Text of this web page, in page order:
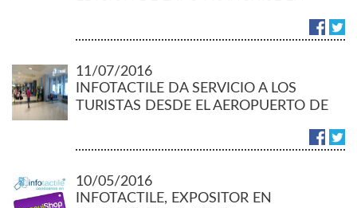
11/07/2016
INFOTACTILE DA SERVICIO A LOS
TURISTAS DESDE EL AEROPUERTO DE
10/05/2016
INFOTACTILE, EXPOSITOR EN